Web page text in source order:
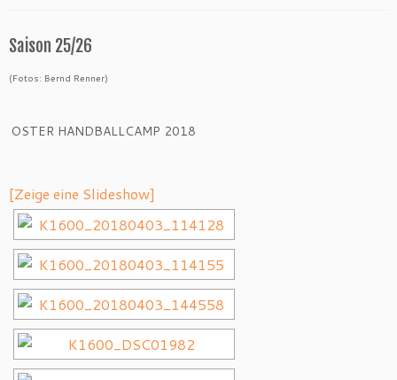
Saison 25/26
(Fotos: Bernd Renner)
OSTER HANDBALLCAMP 2018
[Zeige eine Slideshow]